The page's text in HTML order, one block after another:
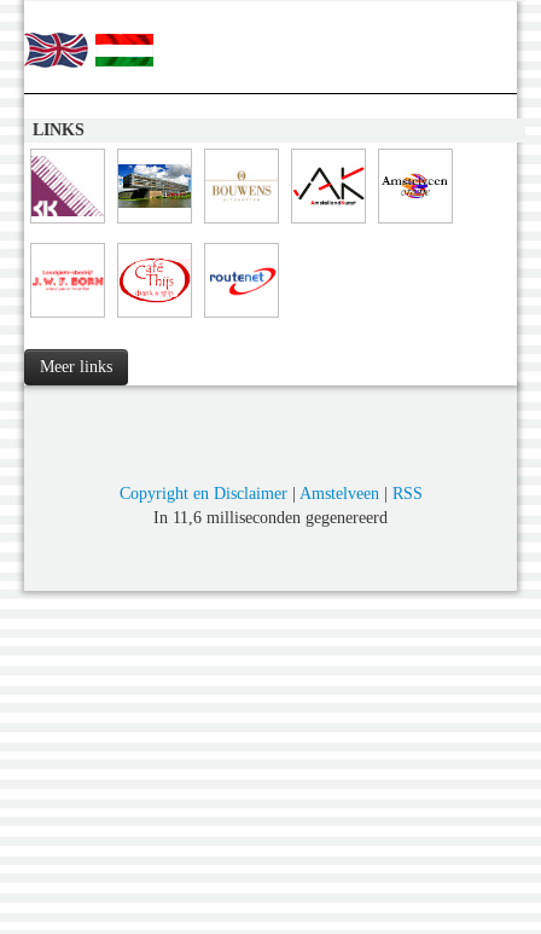
LINKS
Meer links
Copyright en Disclaimer| Amstelveen | RSS
In 11,6 milliseconden gegenereerd